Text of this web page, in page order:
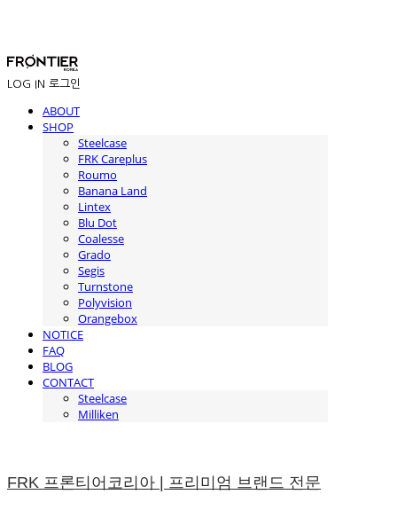
LOG IN 로그인
ABOUT
SHOP
Steelcase
FRK Careplus
Roumo
Banana Land
Lintex
Blu Dot
Coalesse
Grado
Segis
Turnstone
Polyvision
Orangebox
NOTICE
FAQ
BLOG
CONTACT
Steelcase
Milliken
FRK 프론티어코리아 | 프리미엄 브랜드 전문